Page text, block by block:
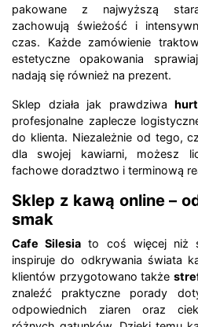
pakowane z najwyższą
zachowują świeżość i
czas. Każde zamówienie
estetyczne opakowania
nadają się również na prezent.
Sklep działa jak prawdziwa
profesjonalne zaplecze
do klienta. Niezależnie od tego,
dla swojej kawiarni, możesz
fachowe doradztwo i terminową
Sklep z kawą online –
smak
Cafe Silesia to coś więcej niż
inspiruje do odkrywania świata
klientów przygotowano także
znaleźć praktyczne porady
odpowiednich ziaren oraz